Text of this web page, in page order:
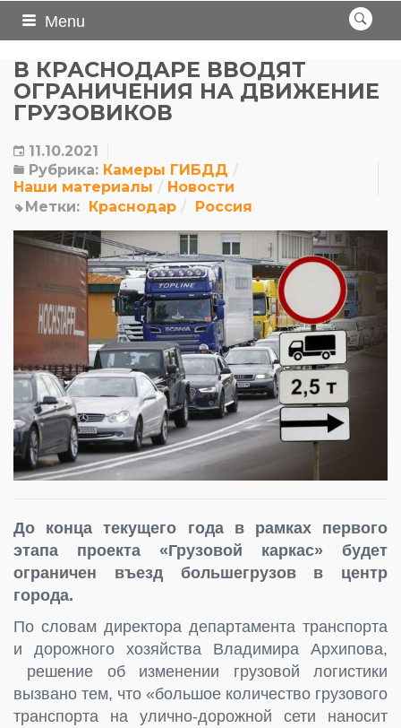
Menu
В КРАСНОДАРЕ ВВОДЯТ
ОГРАНИЧЕНИЯ НА ДВИЖЕНИЕ
ГРУЗОВИКОВ
11.10.2021
Рубрика: Камеры ГИБДД
Наши материалы
Новости
Метки: Краснодар Россия
До конца текущего года в рамках первого
этапа проекта «Грузовой каркас» будет
ограничен въезд большегрузов в центр
города.
По словам директора департамента транспорта
и дорожного хозяйства Владимира Архипова,
решение об изменении грузовой логистики
вызвано тем, что «большое количество грузового
транспорта на улично-дорожной сети наносит